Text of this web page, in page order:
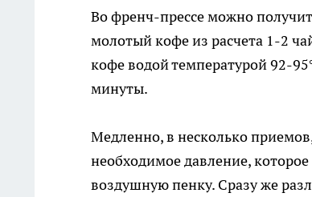
Во френч-прессе можно
молотый кофе из расчета 1-2
кофе водой температурой 92-
минуты.
Медленно, в несколько
необходимое давление,
воздушную пенку. Сразу же